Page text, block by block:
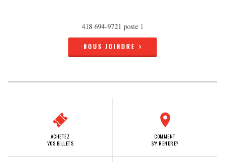
418 694-9721 poste 1
NOUS JOINDRE
ACHETEZ
VOS BILLETS
COMMENT
S'Y RENDRE?